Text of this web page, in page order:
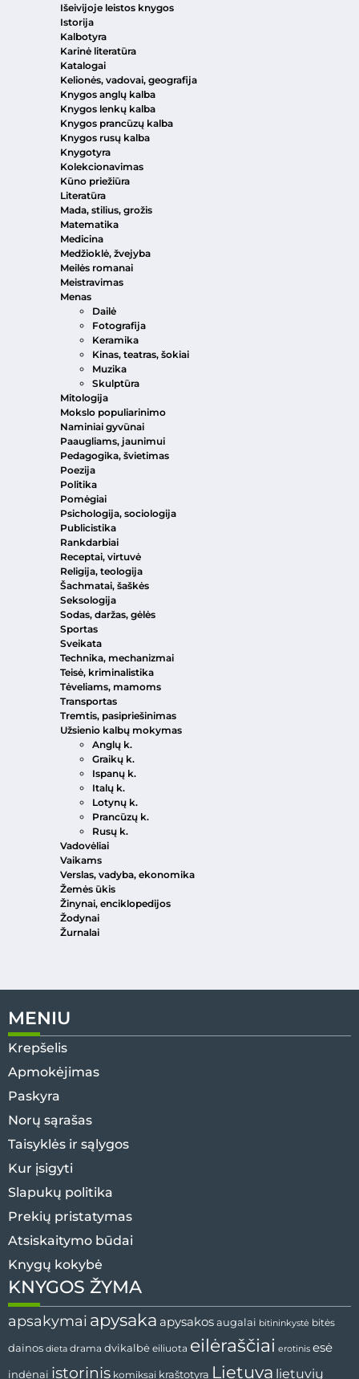
Išeivijoje leistos knygos
Istorija
Kalbotyra
Karinė literatūra
Katalogai
Kelionės, vadovai, geografija
Knygos anglų kalba
Knygos lenkų kalba
Knygos prancūzų kalba
Knygos rusų kalba
Knygotyra
Kolekcionavimas
Kūno priežiūra
Literatūra
Mada, stilius, grožis
Matematika
Medicina
Medžioklė, žvejyba
Meilės romanai
Meistravimas
Menas
Dailė
Fotografija
Keramika
Kinas, teatras, šokiai
Muzika
Skulptūra
Mitologija
Mokslo populiarinimo
Naminiai gyvūnai
Paaugliams, jaunimui
Pedagogika, švietimas
Poezija
Politika
Pomėgiai
Psichologija, sociologija
Publicistika
Rankdarbiai
Receptai, virtuvė
Religija, teologija
Šachmatai, šaškės
Seksologija
Sodas, daržas, gėlės
Sportas
Sveikata
Technika, mechanizmai
Teisė, kriminalistika
Tėveliams, mamoms
Transportas
Tremtis, pasipriešinimas
Užsienio kalbų mokymas
Anglų k.
Graikų k.
Ispanų k.
Italų k.
Lotynų k.
Prancūzų k.
Rusų k.
Vadovėliai
Vaikams
Verslas, vadyba, ekonomika
Žemės ūkis
Žinynai, enciklopedijos
Žodynai
Žurnalai
MENIU
Krepšelis
Apmokėjimas
Paskyra
Norų sąrašas
Taisyklės ir sąlygos
Kur įsigyti
Slapukų politika
Prekių pristatymas
Atsiskaitymo būdai
Knygų kokybė
KNYGOS ŽYMA
apsakymai apysaka apysakos augalai bitininkystė bitės
dainos dieta drama dvikalbė eiliuota eilėraščiai erotinis esė
indėnai istorinis komiksai kraštotyra Lietuva lietuvių